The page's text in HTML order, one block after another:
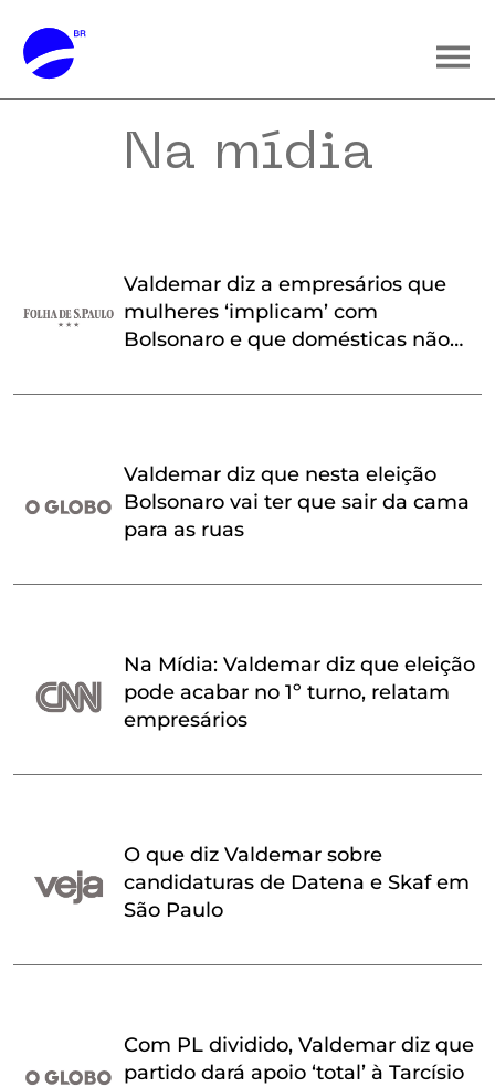
Na mídia
Valdemar diz a empresários que
mulheres ‘implicam’ com
Bolsonaro e que domésticas não
Valdemar diz que nesta eleição
Bolsonaro vai ter que sair da cama
para as ruas
Na Mídia: Valdemar diz que eleição
pode acabar no 1º turno, relatam
empresários
O que diz Valdemar sobre
candidaturas de Datena e Skaf em
São Paulo
Com PL dividido, Valdemar diz que
partido dará apoio ‘total’ à Tarcísio